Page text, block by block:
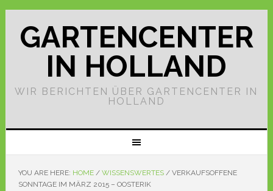
GARTENCENTER
IN HOLLAND
WIR BERICHTEN ÜBER GARTENCENTER IN
HOLLAND
YOU ARE HERE: HOME / WISSENSWERTES /VERKAUFSOFFENE
SONNTAGE IM MÄRZ 2015 – OOSTERIK